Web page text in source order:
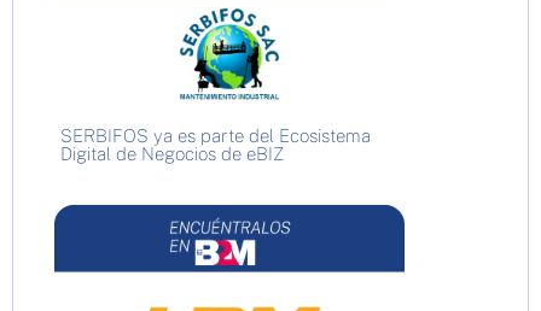
SERBIFOS ya es parte del Ecosistema
Digital de Negocios de eBIZ